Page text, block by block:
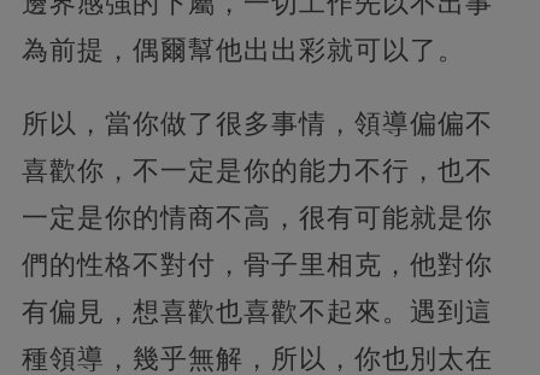
為前提，偶爾幫他出出彩就可以了。
所以，當你做了很多事情，領導偏偏不
喜歡你，不一定是你的能力不行，也不
一定是你的情商不高，很有可能就是你
們的性格不對付，骨子里相克，他對你
有偏見，想喜歡也喜歡不起來。遇到這
種領導，幾乎無解，所以，你也別太在